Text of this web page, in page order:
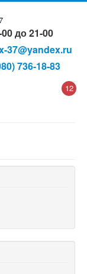
до 21-00
37@yandex.ru
736-18-83
12